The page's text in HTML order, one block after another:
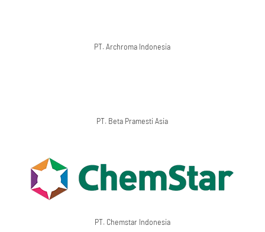
PT. Archroma Indonesia
PT. Beta Pramesti Asia
PT. Chemstar Indonesia